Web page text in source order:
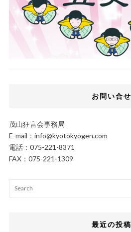
お問い合せ
茂山狂言会事務局
E-mail： info@kyotokyogen.com
電話： 075-221-8371
FAX：075-221-1309
最近の投稿